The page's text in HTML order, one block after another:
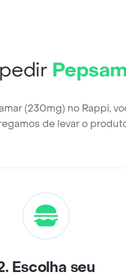
(230mg) no Rappi,
de levar o
. Escolha seu